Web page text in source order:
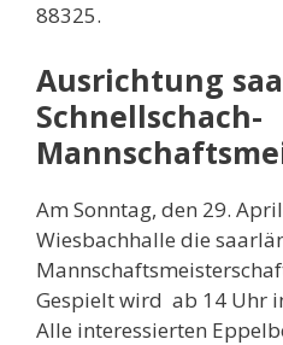
88325.
Ausrichtung
Schnellschach-
Am Sonntag, den 29.
Wiesbachhalle die
Gespielt wird ab 14 Uhr
Alle interessierten